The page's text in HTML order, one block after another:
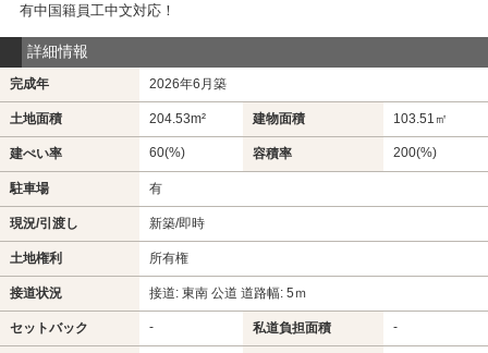
有中国籍員工中文対応！
詳細情報
完成年 2026年6月築
土地面積 204.53m² 建物面積 103.51㎡
建ぺい率 60(%) 容積率 200(%)
駐車場 有
現況/引渡し 新築/即時
土地権利 所有権
接道状況 接道: 東南 公道 道路幅: 5ｍ
セットバック - 私道負担面積 -